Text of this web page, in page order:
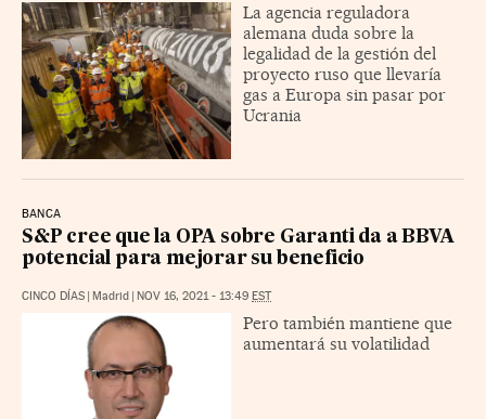
La agencia reguladora
alemana duda sobre la
legalidad de la gestión del
proyecto ruso que llevaría
gas a Europa sin pasar por
Ucrania
BANCA
S&P cree que la OPA sobre Garanti da a BBVA
potencial para mejorar su beneficio
CINCO DÍAS | Madrid | NOV 16, 2021 - 13:49 EST
Pero también mantiene que
aumentará su volatilidad